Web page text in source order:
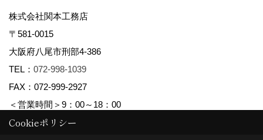
株式会社関本工務店
〒581-0015
大阪府八尾市刑部4-386
TEL： 072-998-1039
FAX：072-999-2927
＜営業時間＞9：00～18：00
Cookieポリシー